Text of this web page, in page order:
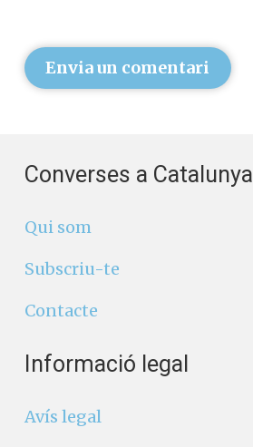
Envia un comentari
Converses a Catalunya
Qui som
Subscriu-te
Contacte
Informació legal
Avís legal